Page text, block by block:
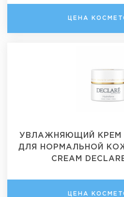
ЦЕНА
УВЛАЖНЯЮЩИЙ КРЕМ
ДЛЯ НОРМАЛЬНОЙ
CREAM
ЦЕНА